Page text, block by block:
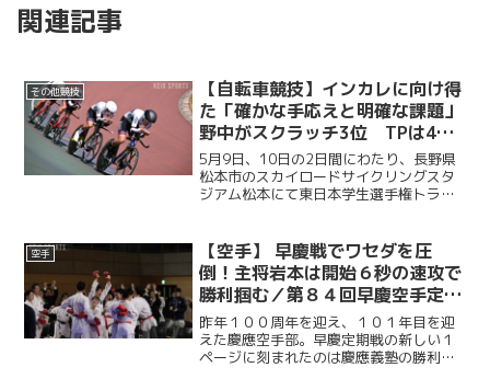
関連記事
その他競技
【自転車競技】インカレに向け得
た「確かな手応えと明確な課題」
野中がスクラッチ3位 TPは4位
に食い込む／東日本学生選手権ト
ラック競技大会
5月9日、10日の2日間にわたり、長野県
松本市のスカイロードサイクリングスタ
ジアム松本にて東日本学生選手権トラッ
で熱戦を繰り広げた。大会1日目は個人種
目で各選手が課題...
空手
【空手】 早慶戦でワセダを圧
倒！主将岩本は開始６秒の速攻で
勝利掴む／第８４回早慶空手定期
戦
昨年１００周年を迎え、１０１年目を迎
えた慶應空手部。早慶定期戦の新しい１
ページに刻まれたのは慶應義塾の勝利で